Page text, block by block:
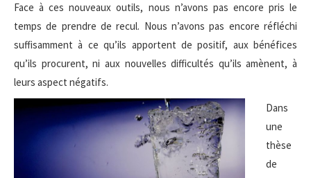
Face à ces nouveaux outils, nous n’avons pas encore pris le
temps de prendre de recul. Nous n’avons pas encore réfléchi
suffisamment à ce qu’ils apportent de positif, aux bénéfices
qu’ils procurent, ni aux nouvelles difficultés qu’ils amènent, à
leurs aspect négatifs.
Dans
une
thèse
de